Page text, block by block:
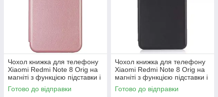
Чохол книжка для телефону
Xiaomi Redmi Note 8 Orig на
магніті з функцією підставки і
кишенею для карт Rose Gold
4you
Готово до відправки
Чохол книжка для телефону
Xiaomi Redmi Note 8 Orig на
магніті з функцією підставки і
кишенею для карток Black
4you
Готово до відправки